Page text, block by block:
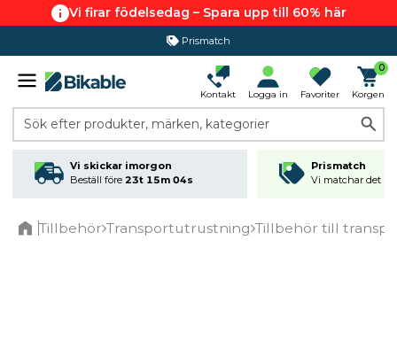
Vi firar födelsedag – Spara upp till 60% här
Prismatch
Kontakt Logga in Favoriter
0
Korgen
Sök efter produkter, märken, kategorier
Vi skickar imorgon
Beställ före 23t 15m 04s
Prismatch
Vi matchar det
Tillbehör Transportutrustning Tillbehör till